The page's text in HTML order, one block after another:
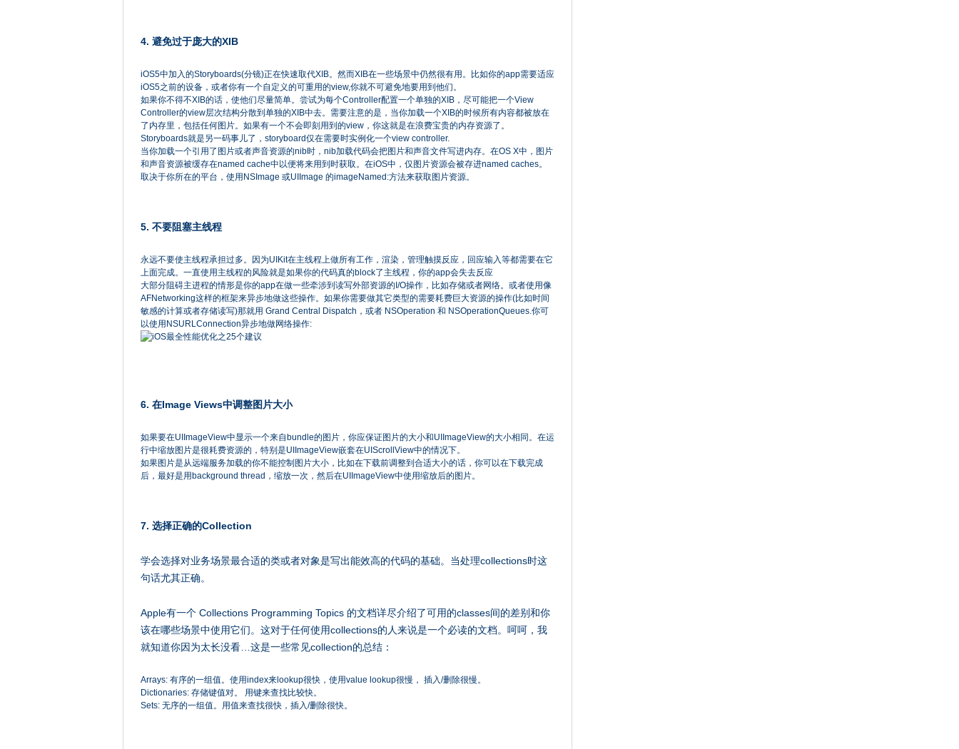
4. 避免过于庞大的XIB
iOS5中加入的Storyboards(分镜)正在快速取代XIB。然而XIB在一些场景中仍然很有用。比如你的app需要适应
iOS5之前的设备，或者你有一个自定义的可重用的view,你就不可避免地要用到他们。
如果你不得不XIB的话，使他们尽量简单。尝试为每个Controller配置一个单独的XIB，尽可能把一个View
Controller的view层次结构分散到单独的XIB中去。需要注意的是，当你加载一个XIB的时候所有内容都被放在
了内存里，包括任何图片。如果有一个不会即刻用到的view，你这就是在浪费宝贵的内存资源了。
Storyboards就是另一码事儿了，storyboard仅在需要时实例化一个view controller.
当你加载一个引用了图片或者声音资源的nib时，nib加载代码会把图片和声音文件写进内存。在OS X中，图片
和声音资源被缓存在named cache中以便将来用到时获取。在iOS中，仅图片资源会被存进named caches。
取决于你所在的平台，使用NSImage 或UIImage 的imageNamed:方法来获取图片资源。
5. 不要阻塞主线程
永远不要使主线程承担过多。因为UIKit在主线程上做所有工作，渲染，管理触摸反应，回应输入等都需要在它
上面完成。一直使用主线程的风险就是如果你的代码真的block了主线程，你的app会失去反应
大部分阻碍主进程的情形是你的app在做一些牵涉到读写外部资源的I/O操作，比如存储或者网络。或者使用像
AFNetworking这样的框架来异步地做这些操作。如果你需要做其它类型的需要耗费巨大资源的操作(比如时间
敏感的计算或者存储读写)那就用 Grand Central Dispatch，或者 NSOperation 和 NSOperationQueues.你可
以使用NSURLConnection异步地做网络操作:
6. 在Image Views中调整图片大小
如果要在UIImageView中显示一个来自bundle的图片，你应保证图片的大小和UIImageView的大小相同。在运
行中缩放图片是很耗费资源的，特别是UIImageView嵌套在UIScrollView中的情况下。
如果图片是从远端服务加载的你不能控制图片大小，比如在下载前调整到合适大小的话，你可以在下载完成
后，最好是用background thread，缩放一次，然后在UIImageView中使用缩放后的图片。
7. 选择正确的Collection
学会选择对业务场景最合适的类或者对象是写出能效高的代码的基础。当处理collections时这
句话尤其正确。
Apple有一个 Collections Programming Topics 的文档详尽介绍了可用的classes间的差别和你
该在哪些场景中使用它们。这对于任何使用collections的人来说是一个必读的文档。呵呵，我
就知道你因为太长没看…这是一些常见collection的总结：
Arrays: 有序的一组值。使用index来lookup很快，使用value lookup很慢， 插入/删除很慢。
Dictionaries: 存储键值对。 用键来查找比较快。
Sets: 无序的一组值。用值来查找很快，插入/删除很快。